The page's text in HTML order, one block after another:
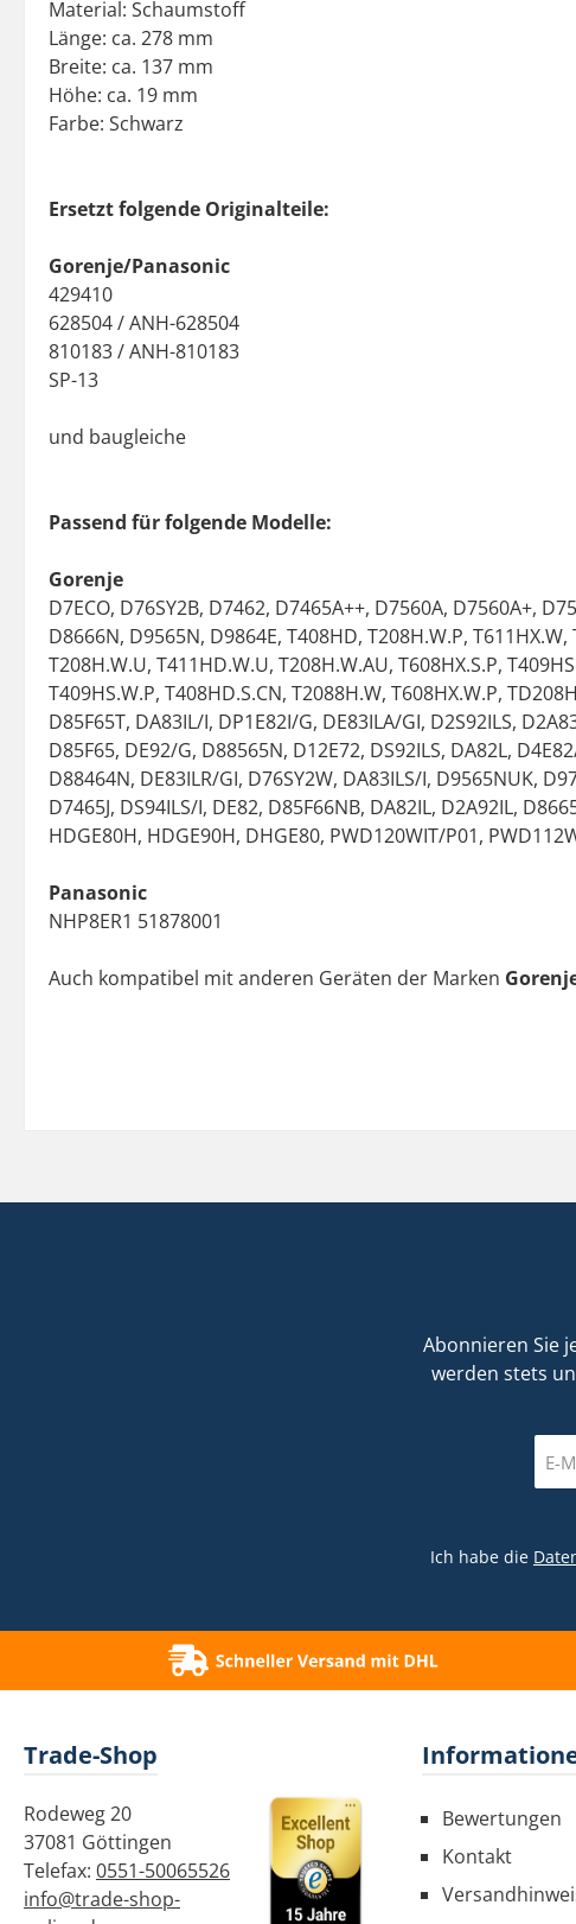
Material: Schaumstoff
Länge: ca. 278 mm
Breite: ca. 137 mm
Höhe: ca. 19 mm
Farbe: Schwarz
Ersetzt folgende Originalteile:
Gorenje/Panasonic
429410
628504 / ANH-628504
810183 / ANH-810183
SP-13
und baugleiche
Passend für folgende Modelle:
Gorenje
D7ECO, D76SY2B, D7462, D7465A++, D7560A, D7560A+,
D8666N, D9565N, D9864E, T408HD, T208H.W.P,
T208H.W.U, T411HD.W.U, T208H.W.AU, T608HX.S.P,
T409HS.W.P, T408HD.S.CN, T2088H.W, T608HX.W.P,
D85F65T, DA83IL/I, DP1E82I/G, DE83ILA/GI, D2S92ILS,
D85F65, DE92/G, D88565N, D12E72, DS92ILS, DA82L,
D88464N, DE83ILR/GI, D76SY2W, DA83ILS/I, D9565NUK,
D7465J, DS94ILS/I, DE82, D85F66NB, DA82IL, D2A92IL,
HDGE80H, HDGE90H, DHGE80, PWD120WIT/P01,
Panasonic
NHP8ER1 51878001
Auch kompatibel mit anderen Geräten der Marken
Abonnieren Sie
werden stets
Mail-
Ich habe die
Trade-Shop
Rodeweg 20
37081 Göttingen
Telefax: 0551-50065526
info@trade-shop-
Bewertungen
Kontakt